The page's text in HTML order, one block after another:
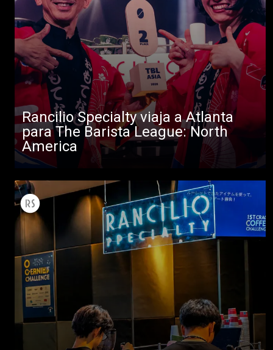
Rancilio Specialty viaja a Atlanta
para The Barista League: North
America
Todos
Productos
Noticias
Descargar
Más